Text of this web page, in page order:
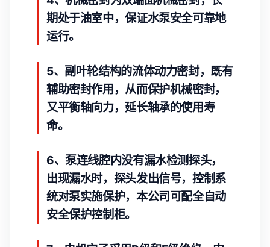
期处于油室中，保证水泵安全可靠地
运行。
5、副叶轮结构的流体动力密封，既有
辅助密封作用，从而保护机械密封，
又平衡轴向力，延长轴承的使用寿
命。
6、泵连线腔内没有漏水检测探头，
出现漏水时，探头发出信号，控制系
统对泵实施保护，本公司可配全自动
安全保护控制柜。